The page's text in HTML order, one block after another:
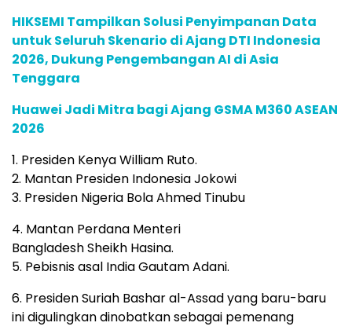
HIKSEMI Tampilkan Solusi Penyimpanan Data
untuk Seluruh Skenario di Ajang DTI Indonesia
2026, Dukung Pengembangan AI di Asia
Tenggara
Huawei Jadi Mitra bagi Ajang GSMA M360 ASEAN
2026
1. Presiden Kenya William Ruto.
2. Mantan Presiden Indonesia Jokowi
3. Presiden Nigeria Bola Ahmed Tinubu
4. Mantan Perdana Menteri
Bangladesh Sheikh Hasina.
5. Pebisnis asal India Gautam Adani.
6. Presiden Suriah Bashar al-Assad yang baru-baru
ini digulingkan dinobatkan sebagai pemenang